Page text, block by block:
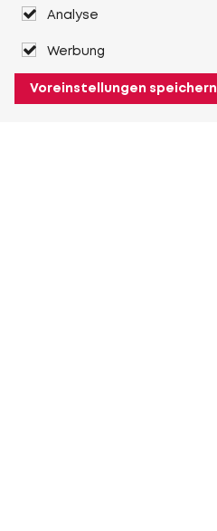
Analyse
Werbung
Voreinstellungen speichern